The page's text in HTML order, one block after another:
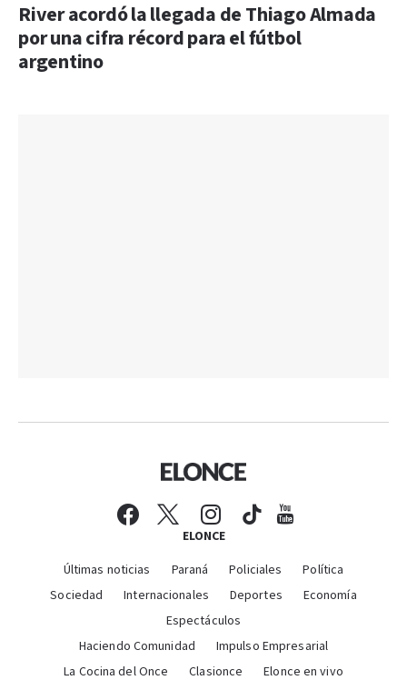
River acordó la llegada de Thiago Almada
por una cifra récord para el fútbol
argentino
ELONCE
Últimas noticias Paraná Policiales
Política
Sociedad
Internacionales Deportes
Economía
Espectáculos
Haciendo Comunidad
Impulso Empresarial
La Cocina del Once
Clasionce Elonce en vivo